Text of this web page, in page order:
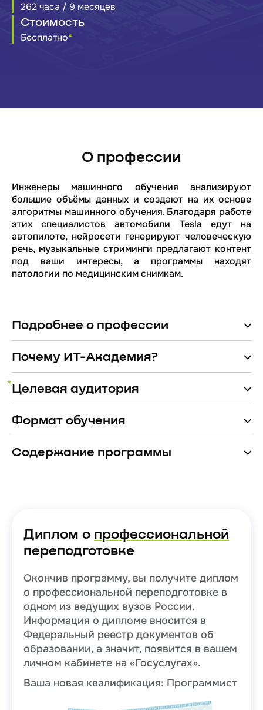
262 часа / 9 месяцев
Стоимость
Бесплатно*
О профессии
Инженеры машинного обучения анализируют
большие объёмы данных и создают на их основе
алгоритмы машинного обучения. Благодаря работе
этих специалистов автомобили Tesla едут на
автопилоте, нейросети генерируют человеческую
речь, музыкальные стриминги предлагают контент
под ваши интересы, а программы находят
патологии по медицинским снимкам.
Подробнее о профессии
Почему ИТ-Академия?
*Целевая аудитория
Формат обучения
Содержание программы
Диплом о профессиональной
переподготовке
Окончив программу, вы получите диплом
о профессиональной переподготовке в
одном из ведущих вузов России.
Информация о дипломе вносится в
Федеральный реестр документов об
образовании, а значит, появится в вашем
личном кабинете на «Госуслугах».
Ваша новая квалификация: Программист